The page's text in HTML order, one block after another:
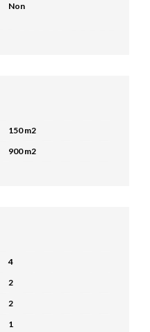
Non
150 m2
900 m2
4
2
2
1